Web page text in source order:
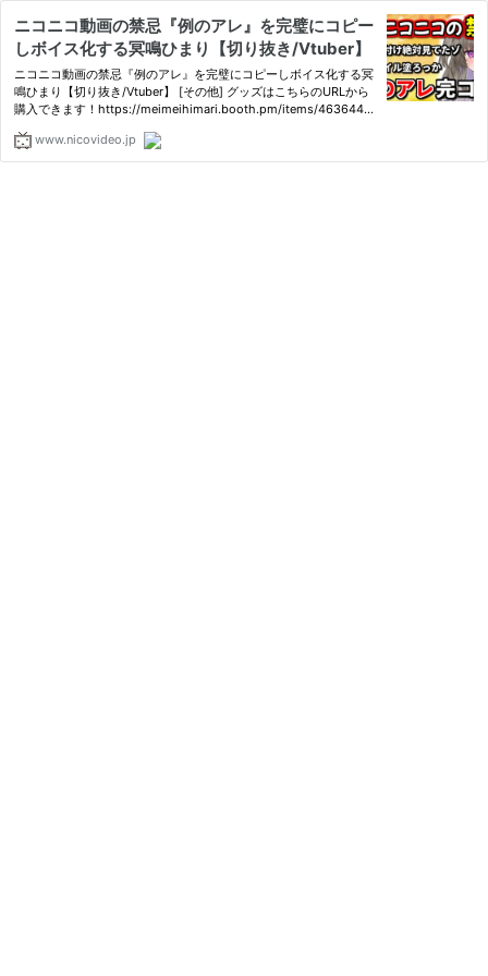
ニコニコ動画の禁忌『例のアレ』を完璧にコピー
しボイス化する冥鳴ひまり【切り抜き/Vtuber】
ニコニコ動画の禁忌『例のアレ』を完璧にコピーしボイス化する冥
鳴ひまり【切り抜き/Vtuber】 [その他] グッズはこちらのURLから
購入できます！https://meimeihimari.booth.pm/items/4636444
www.nicovideo.jp